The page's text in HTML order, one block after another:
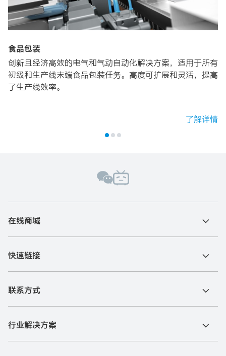
食品包装
创新且经济高效的电气和气动自动化解决方案，适用于所有
初级和生产线末端食品包装任务。高度可扩展和灵活，提高
了生产线效率。
了解详情
在线商城
快速链接
联系方式
行业解决方案